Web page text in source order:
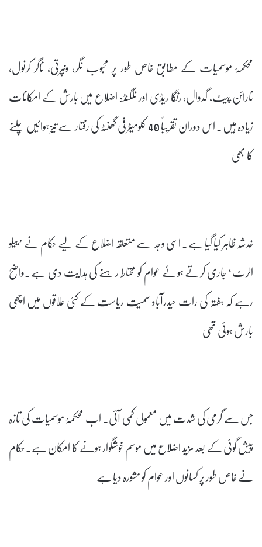
محکمۂ موسمیات کے مطابق خاص طور پر محبوب نگر، ونپرتی، ناگر کرنول،
نارائن پیٹ، گدوال، رنگا ریڈی اور نلگنڈہ اضلاع میں بارش کے امکانات
زیادہ ہیں۔ اس دوران تقریباً 40 کلومیٹر فی گھنٹہ کی رفتار سے تیز ہوائیں چلنے
کا بھی
خدشہ ظاہر کیا گیا ہے۔ اسی وجہ سے متعلقہ اضلاع کے لیے حکام نے ’ییلو
الرٹ‘ جاری کرتے ہوئے عوام کو محتاط رہنے کی ہدایت دی ہے۔واضح
رہے کہ ہفتہ کی رات حیدرآباد سمیت ریاست کے کئی علاقوں میں اچھی
بارش ہوئی تھی
جس سے گرمی کی شدت میں معمولی کمی آئی۔ اب محکمۂ موسمیات کی تازہ
پیش گوئی کے بعد مزید اضلاع میں موسم خوشگوار ہونے کا امکان ہے۔حکام
نے خاص طور پر کسانوں اور عوام کو مشورہ دیا ہے